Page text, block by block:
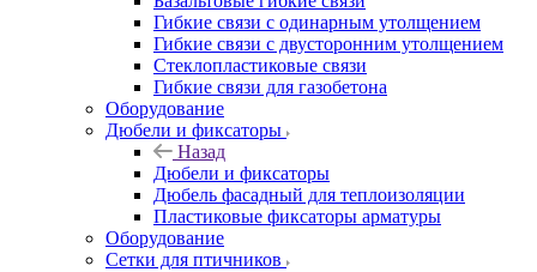
Гибкие связи с одинарным утолщением
Гибкие связи с двусторонним утолщением
Стеклопластиковые связи
Гибкие связи для газобетона
Оборудование
Дюбели и фиксаторы
Назад
Дюбели и фиксаторы
Дюбель фасадный для теплоизоляции
Пластиковые фиксаторы арматуры
Оборудование
Сетки для птичников